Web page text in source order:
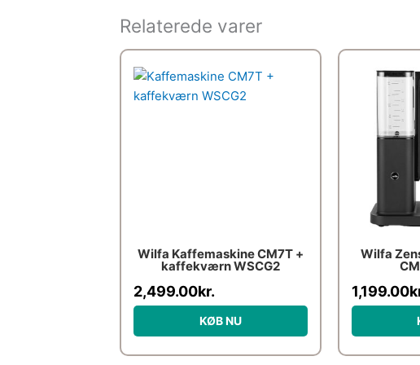
Relaterede varer
Wilfa Kaffemaskine CM7T +
kaffekværn WSCG2
2,499.00kr.
KØB NU
Wilfa
1,199.00